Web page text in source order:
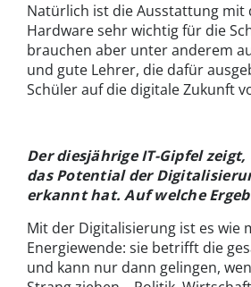
Natürlich ist die Ausstattung mit
Hardware sehr wichtig für die
brauchen aber unter anderem
und gute Lehrer, die dafür
Schüler auf die digitale Zukunft
Der diesjährige IT-Gipfel
das Potential der
erkannt hat. Auf welche
Mit der Digitalisierung ist es wie
Energiewende: sie betrifft die
und kann nur dann gelingen,